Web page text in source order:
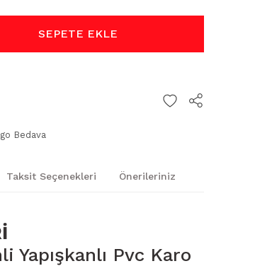
SEPETE EKLE
Bedava
Taksit Seçenekleri Önerileriniz
Yapışkanlı Pvc Karo